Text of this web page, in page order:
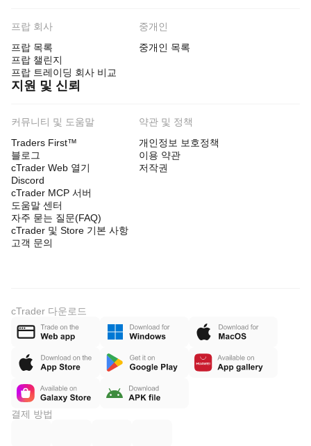
프랍 회사
프랍 목록
프랍 챌린지
프랍 트레이딩 회사 비교
중개인
중개인 목록
지원 및 신뢰
커뮤니티 및 도움말
Traders First™
블로그
cTrader Web 열기
Discord
cTrader MCP 서버
도움말 센터
자주 묻는 질문(FAQ)
cTrader 및 Store 기본 사항
고객 문의
약관 및 정책
개인정보 보호정책
이용 약관
저작권
cTrader 다운로드
결제 방법